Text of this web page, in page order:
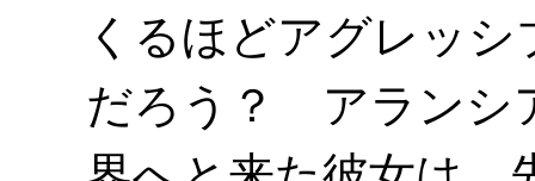
くるほどアグレッ
だろう？ アランシ